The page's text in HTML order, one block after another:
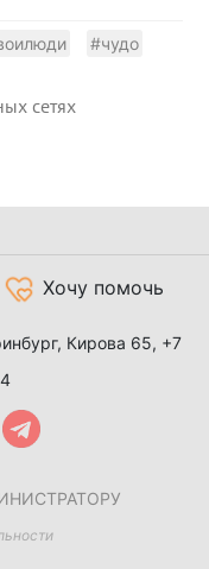
#чудо
сетях
Хочу помочь
Кирова 65, +7